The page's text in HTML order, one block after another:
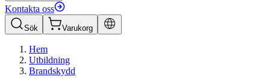
Kontakta oss
Sök Varukorg
Hem
Utbildning
Brandskydd